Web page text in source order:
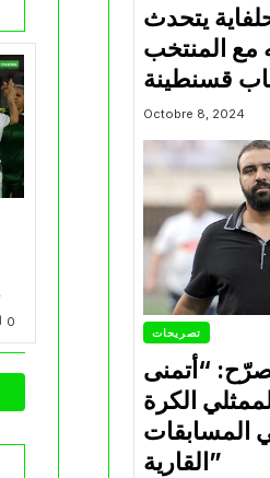
0
يتحدث
المنتخب
قسنطينة
Octobre 8, 2024
تصريحات
“أتمنى
الكرة
المسابقات
القارية”